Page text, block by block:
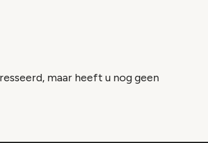
maar heeft u nog geen